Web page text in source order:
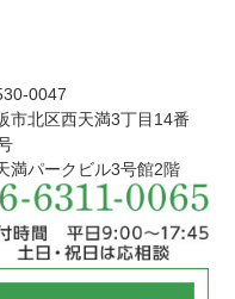
0047
市北区西天満3丁目14番
満パークビル3号館2階